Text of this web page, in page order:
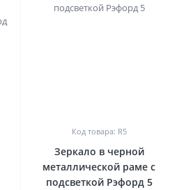
Код товара: R5
Зеркало в черной
металлической раме с
подсветкой Рэфорд 5